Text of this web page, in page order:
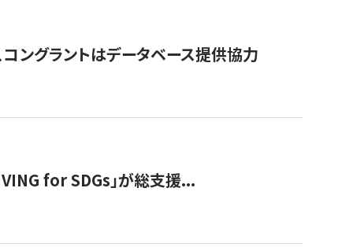
ングラントはデータベース提供協力
for SDGs」が総支援...